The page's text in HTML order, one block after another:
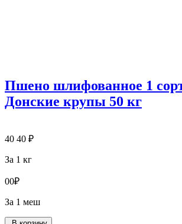
Пшено шлифованное 1
Донские крупы 50 кг
40 40 ₽
За 1 кг
00₽
За 1 меш